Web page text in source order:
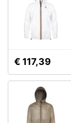
€ 117,39